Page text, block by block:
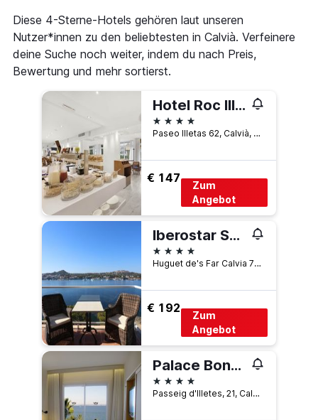
Diese 4-Sterne-Hotels gehören laut unseren
Nutzer*innen zu den beliebtesten in Calvià. Verfeinere
deine Suche noch weiter, indem du nach Preis,
Bewertung und mehr sortierst.
Hotel Roc Illetas & Spa
4 Sterne
Paseo Illetas 62, Calvià, Mallorca, Spanien
€ 147
Zum
Angebot
Iberostar Selection Jardín del Sol Suites - Adults Only
4 Sterne
Huguet de's Far Calvia 7180 ES, Calvià, Mallorca, Spanien
€ 192
Zum
Angebot
Palace Bonanza Playa Resort & Spa By Olivia Hotels Collection
4 Sterne
Passeig d'Illetes, 21, Calvià, Mallorca, Spanien